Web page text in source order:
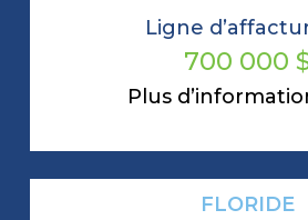
Ligne
700 000
Plus
FLORIDE